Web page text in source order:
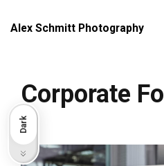
Alex Schmitt Photography
Corporate
Dark